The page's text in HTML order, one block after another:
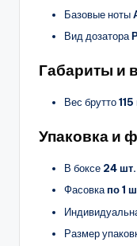
Базовые ноты
Вид дозатора
Габариты и
Вес брутто115
Упаковка и
В боксе 24 шт.
Фасовкапо 1
Размер